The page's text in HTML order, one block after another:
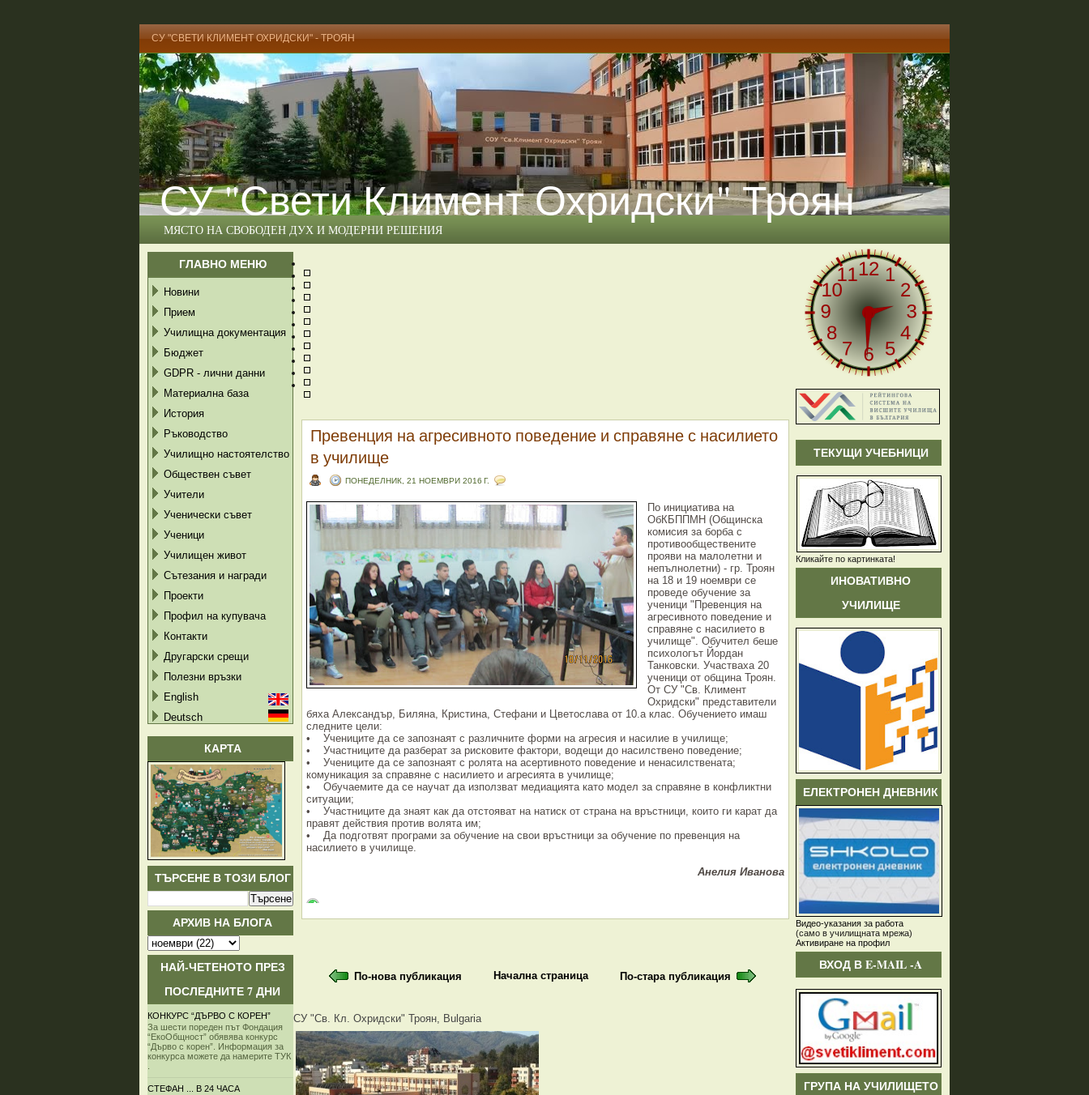
СУ "СВЕТИ КЛИМЕНТ ОХРИДСКИ" - ТРОЯН
СУ "Свети Климент Охридски" Троян
МЯСТО НА СВОБОДЕН ДУХ И МОДЕРНИ РЕШЕНИЯ
ГЛАВНО МЕНЮ
Новини
Прием
Училищна документация
Бюджет
GDPR - лични данни
Материална база
История
Ръководство
Училищно настоятелство
Обществен съвет
Учители
Ученически съвет
Ученици
Училищен живот
Сътезания и награди
Проекти
Профил на купувача
Контакти
Другарски срещи
Полезни връзки
English
Deutsch
КАРТА
ТЪРСЕНЕ В ТОЗИ БЛОГ
АРХИВ НА БЛОГА
НАЙ-ЧЕТЕНОТО ПРЕЗ
ПОСЛЕДНИТЕ 7 ДНИ
КОНКУРС “ДЪРВО С КОРЕН”
За шести пореден път Фондация
“ЕкоОбщност” обявява конкурс
“Дърво с корен”. Информация за
конкурса можете да намерите ТУК
СТЕФАН ... В 24 ЧАСА
Превенция на агресивното поведение и справяне с насилието
в училище
ПОНЕДЕЛНИК, 21 НОЕМВРИ 2016 Г.
По инициатива на
ОбКБППМН (Общинска
комисия за борба с
противообществените
прояви на малолетни и
непълнолетни) - гр. Троян
на 18 и 19 ноември се
проведе обучение за
ученици "Превенция на
агресивното поведение и
справяне с насилието в
училище". Обучител беше
психологът Йордан
Танковски. Участваха 20
ученици от община Троян.
От СУ "Св. Климент
Охридски" представители
бяха Александър, Биляна, Кристина, Стефани и Цветослава от 10.а клас. Обучението имаш
следните цели:
• Учениците да се запознаят с различните форми на агресия и насилие в училище;
• Участниците да разберат за рисковите фактори, водещи до насилствено поведение;
• Учениците да се запознаят с ролята на асертивното поведение и ненасилствената;
комуникация за справяне с насилието и агресията в училище;
• Обучаемите да се научат да използват медиацията като модел за справяне в конфликтни
ситуации;
• Участниците да знаят как да отстояват на натиск от страна на връстници, които ги карат да
правят действия против волята им;
• Да подготвят програми за обучение на свои връстници за обучение по превенция на
насилието в училище.
Анелия Иванова
По-нова публикация По-стара публикация
Начална страница
СУ "Св. Кл. Охридски" Троян, Bulgaria
ТЕКУЩИ УЧЕБНИЦИ
Кликайте по картинката!
ИНОВАТИВНО
УЧИЛИЩЕ
ЕЛЕКТРОНЕН ДНЕВНИК
Видео-указания за работа
(само в училищната мрежа)
Активиране на профил
ВХОД В E-MAIL -A
ГРУПА НА УЧИЛИЩЕТО